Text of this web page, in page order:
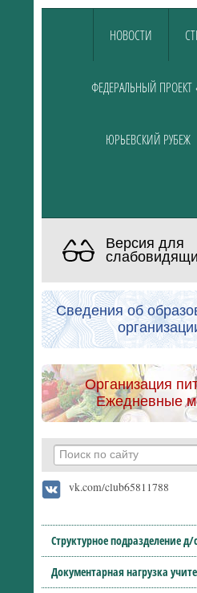
НОВОСТИ
ФЕДЕРАЛЬНЫЙ ПРОЕКТ
ЮРЬЕВСКИЙ РУБЕЖ
Версия для
Сведения об
Организация
Ежедневные
vk.com/club65811788
Структурное подразделение
Документарная нагрузка